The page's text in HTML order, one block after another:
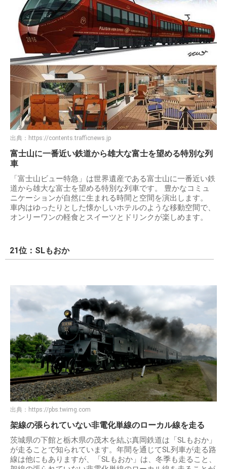
出典： https://contents.trafficnews.jp
富士山に一番近い鉄道から雄大な富士を望める特別な列
車
「富士山ビュー特急」は世界遺産である富士山に一番近い鉄
道から雄大な富士を望める特別な列車です。 豊かなコミュ
ニケーションが自然に生まれる時間と空間を演出します。
車内はゆったりとした懐かしいホテルのような移動空間で、
オンリーワンの軽食とスイーツとドリンクが楽しめます。
21位：SLもおか
出典： https://pbs.twimg.com
架線の張られていない非電化単線のローカル線を走る
茨城県の下館と栃木県の茂木を結ぶ真岡鉄道は「SLもおか」
が走ることで知られています。年間を通じてSL列車が走る路
線は他にもありますが、「SLもおか」は、冬季も走ること、